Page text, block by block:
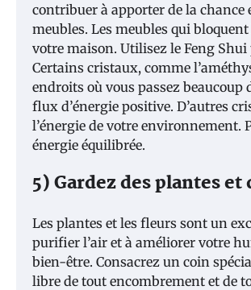
contribuer à apporter de la chance
meubles. Les meubles qui
votre maison. Utilisez le Feng
Certains cristaux, comme
endroits où vous passez
flux d’énergie positive. D’autres
l’énergie de votre environnement.
énergie équilibrée.
5) Gardez des plantes
Les plantes et les fleurs sont un
purifier l’air et à améliorer votre
bien-être. Consacrez un coin
libre de tout encombrement et de